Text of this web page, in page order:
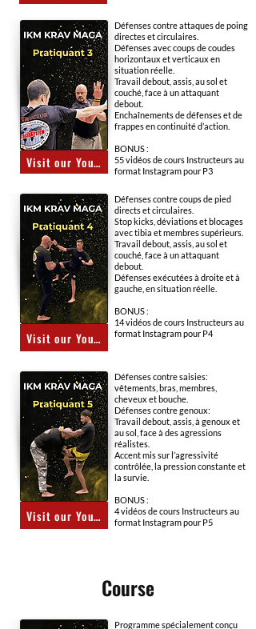
Visit our YouTube channel
Défenses contre attaques de poing
directes et circulaires.
Défenses avec coups de coudes
horizontaux et verticaux en
situation réelle.
Travail debout, assis, au sol et
couché, face à un attaquant
debout.
Enchaînements de défenses et de
frappes en continuité d’action.
BONUS :
55 vidéos de cours Instructeurs au
format Instagram pour P3
Visit our YouTube channel
Défenses contre coups de pied
directs et circulaires.
Stop kicks, déviations et blocages
avec tibia et membres supérieurs.
Travail debout, assis, au sol et
couché, face à un attaquant
debout.
Défenses exécutées à droite et à
gauche, en situation réelle.
BONUS :
14 vidéos de cours Instructeurs au
format Instagram pour P4
Visit our YouTube channel
Défenses contre saisies:
vêtements, bras, membres,
cheveux et bouche.
Défenses contre genoux:
Travail debout, assis, à genoux et
au sol, face à des agressions
réalistes.
Accent mis sur l’agressivité
contrôlée, la pression constante et
la survie.
BONUS :
4 vidéos de cours Instructeurs au
format Instagram pour P5
Course
Programme spécialement conçu